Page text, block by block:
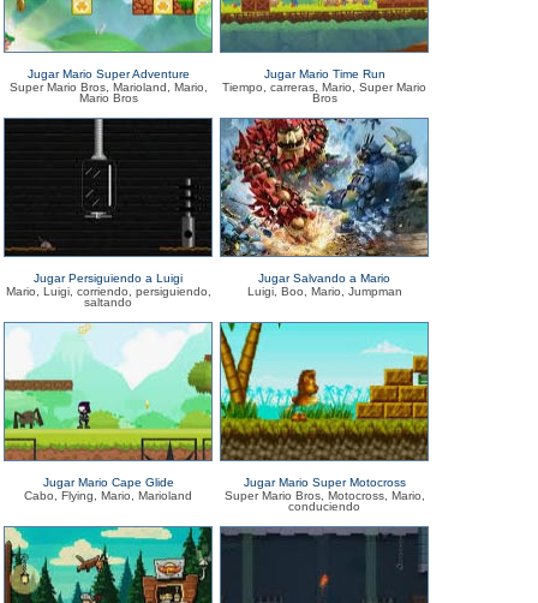
Jugar Mario Super Adventure
Super Mario Bros, Marioland, Mario,
Mario Bros
Jugar Mario Time Run
Tiempo, carreras, Mario, Super Mario
Bros
Jugar Persiguiendo a Luigi
Mario, Luigi, corriendo, persiguiendo,
saltando
Jugar Salvando a Mario
Luigi, Boo, Mario, Jumpman
Jugar Mario Cape Glide
Cabo, Flying, Mario, Marioland
Jugar Mario Super Motocross
Super Mario Bros, Motocross, Mario,
conduciendo